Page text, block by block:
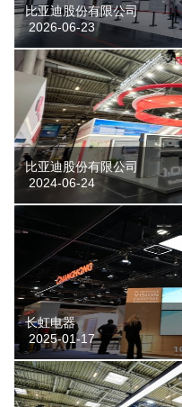
比亚迪股份有限公司
2026-06-23
比亚迪股份有限公司
2024-06-24
长虹电器
2025-01-17